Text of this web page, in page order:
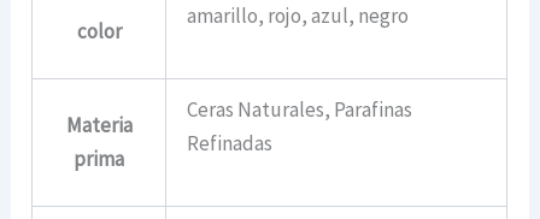
color
amarillo, rojo, azul, negro
Materia
prima
Ceras Naturales, Parafinas
Refinadas